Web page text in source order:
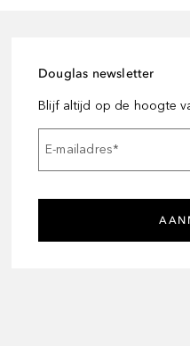
Douglas newsletter
Blijf altijd op de hoogte
E-mailadres*